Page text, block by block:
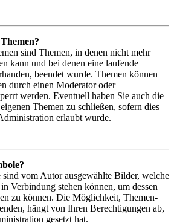
sind Themen, in denen nicht mehr
kann und bei denen eine laufende
beendet wurde. Themen können
durch einen Moderator oder
werden. Eventuell haben Sie auch die
Themen zu schließen, sofern dies
erlaubt wurde.
sind vom Autor ausgewählte Bilder, welche
Verbindung stehen können, um dessen
zu können. Die Möglichkeit, Themen-
hängt von Ihren Berechtigungen ab,
gesetzt hat.